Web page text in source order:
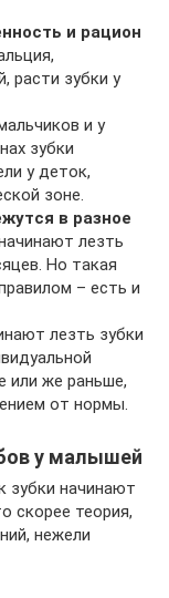
и рацион
расти зубки у
и у
зубки
у деток,
зоне.
в разное
лезть
Но такая
– есть и
лезть зубки
или же раньше,
от нормы.
у малышей
зубки начинают
скорее теория,
нежели